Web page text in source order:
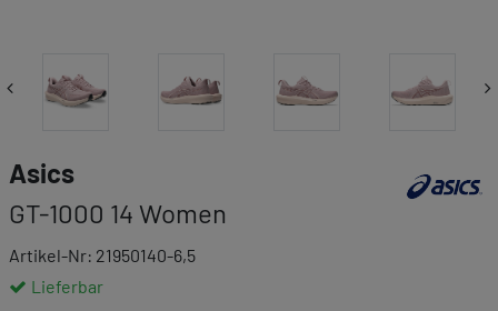
Asics
GT-1000 14 Women
Artikel-Nr: 21950140-6,5
Lieferbar